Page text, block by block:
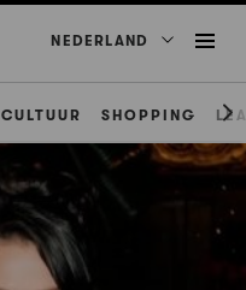
NEDERLAND
CULTUUR SHOPPING